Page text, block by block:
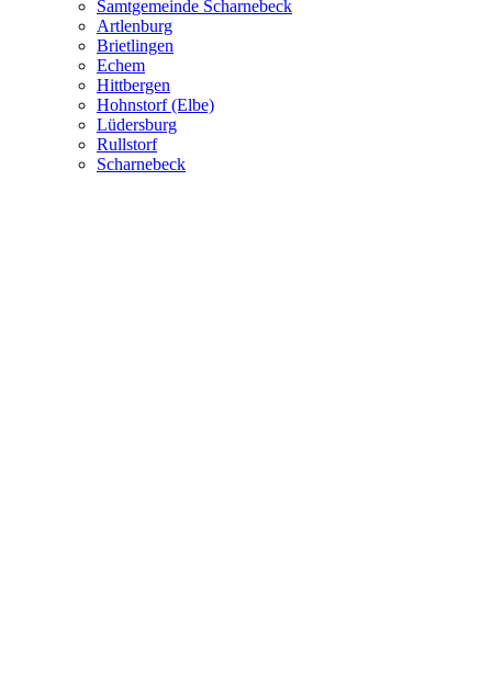
Samtgemeinde Scharnebeck
Artlenburg
Brietlingen
Echem
Hittbergen
Hohnstorf (Elbe)
Lüdersburg
Rullstorf
Scharnebeck